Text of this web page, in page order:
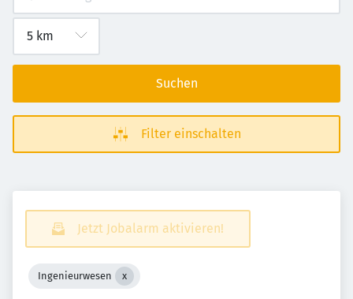
Suchen
Filter einschalten
Jetzt Jobalarm aktivieren!
Ingenieurwesen